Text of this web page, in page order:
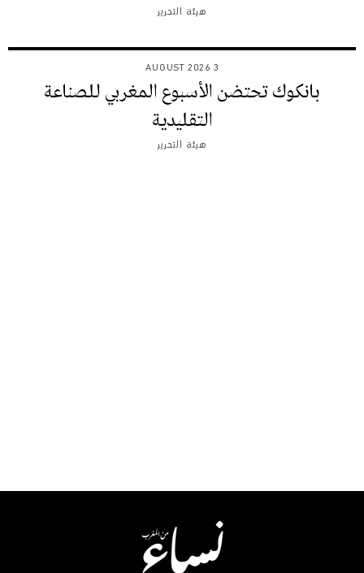
هيئة التحرير
3 AUGUST 2026
بانكوك تحتضن الأسبوع المغربي للصناعة
التقليدية
هيئة التحرير